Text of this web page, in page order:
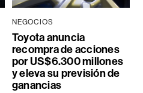
NEGOCIOS
Toyota anuncia
recompra de acciones
por US$6.300 millones
y eleva su previsión de
ganancias